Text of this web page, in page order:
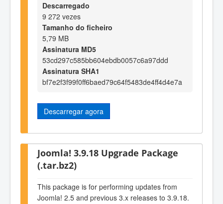
Descarregado
9 272 vezes
Tamanho do ficheiro
5,79 MB
Assinatura MD5
53cd297c585bb604ebdb0057c6a97ddd
Assinatura SHA1
bf7e2f3f99f0ff6baed79c64f5483de4ff4d4e7a
Descarregar agora
Joomla! 3.9.18 Upgrade Package
(.tar.bz2)
This package is for performing updates from
Joomla! 2.5 and previous 3.x releases to 3.9.18.